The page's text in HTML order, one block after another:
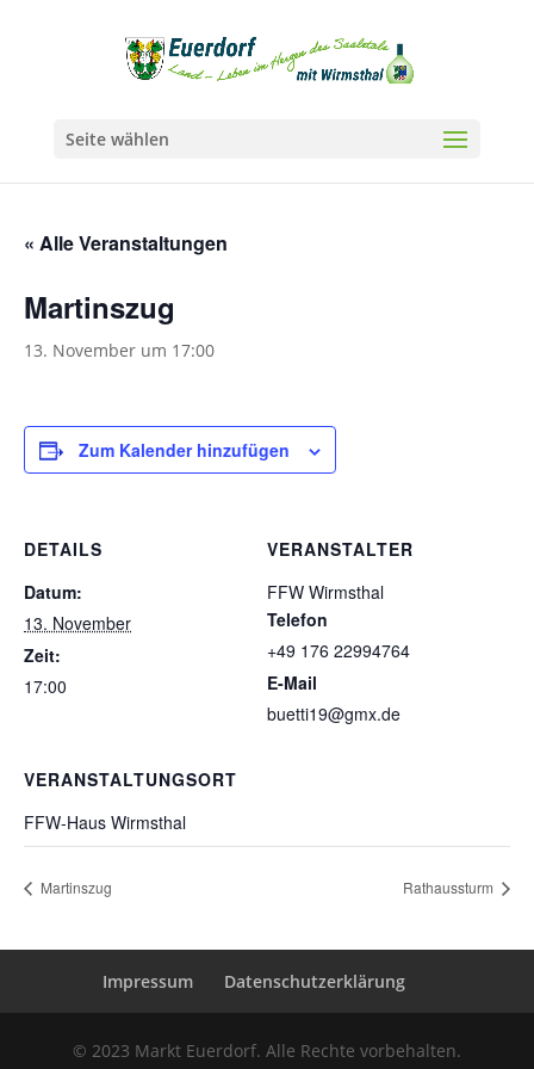
Seite wählen
« Alle Veranstaltungen
Martinszug
13. November um 17:00
Zum Kalender hinzufügen
DETAILS
Datum:
13. November
Zeit:
17:00
VERANSTALTER
FFW Wirmsthal
Telefon
+49 176 22994764
E-Mail
buetti19@gmx.de
VERANSTALTUNGSORT
FFW-Haus Wirmsthal
Martinszug Rathaussturm
Impressum Datenschutzerklärung
© 2023 Markt Euerdorf. Alle Rechte vorbehalten.